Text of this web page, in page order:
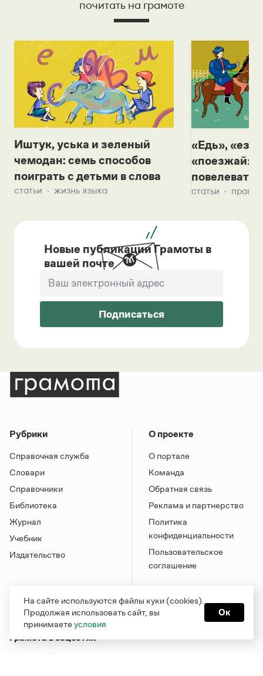
почитать на грамоте
Иштук, уська и зеленый
чемодан: семь способов
поиграть с детьми в слова
статьи жизнь языка
«Едь»,
«поезжай»?
повелевать
статьи
Новые публикации Грамоты в
вашей почте
Подписаться
Рубрики
Справочная служба
Словари
Справочники
Библиотека
Журнал
Учебник
Издательство
О проекте
О портале
Команда
Обратная связь
Реклама и партнерство
Политика
конфиденциальности
Пользовательское
соглашение
Грамота в соцсетях
На сайте используются файлы куки (cookies).
Продолжая использовать сайт, вы
принимаетеусловия
Ок